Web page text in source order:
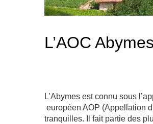
L’AOC Abymes
L’Abymes est connu sous
européen AOP (Appellation
tranquilles. Il fait partie des